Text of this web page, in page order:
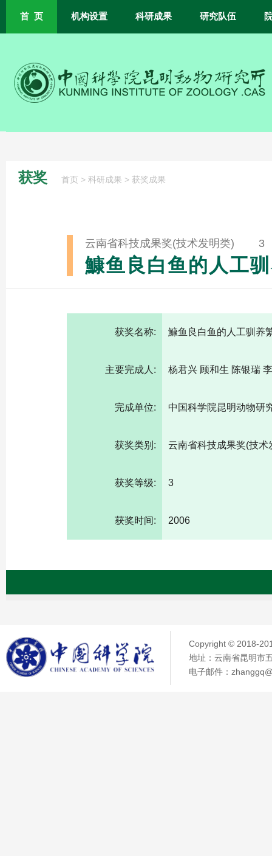
首 页 机构设置 科研成果 研究队伍
获奖 首页 > 科研成果 > 获奖成果
云南省科技成果奖(技术发明类) 3
鱇鱼良白鱼的人工
获奖名称: 鱇鱼良白鱼的人工驯养
主要完成人: 杨君兴 顾和生 陈银瑞
完成单位: 中国科学院昆明动物研
获奖类别: 云南省科技成果奖(技术
获奖等级: 3
获奖时间: 2006
Copyright © 2018-
地址：云南省昆明市
电子邮件：